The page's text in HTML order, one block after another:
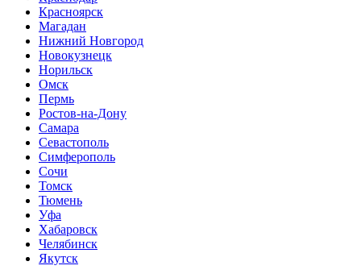
Красноярск
Магадан
Нижний Новгород
Новокузнецк
Норильск
Омск
Пермь
Ростов-на-Дону
Самара
Севастополь
Симферополь
Сочи
Томск
Тюмень
Уфа
Хабаровск
Челябинск
Якутск